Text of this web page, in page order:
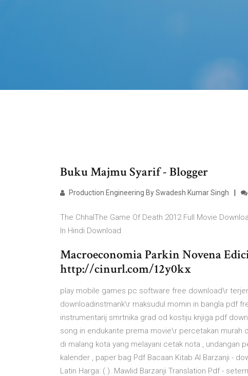
Buku Majmu Syarif - Blogger
Production Engineering By Swadesh Kumar Singh
The ChhalThe Game Of Death 2012 Full Movie
In Hindi Download
Macroeconomia Parkin Novena
http://cinurl.com/12y0kx
play mobile games pc software free download\r
downloadinstmank\r maksudul momin in bangla pdf
instrumentarij smrtnika grad od kostiju knjiga pdf
song in endukante prema movie\r percetakan murah
di malang kota yang melayani cetak nota , undangan
kalender , paper bag Pdf Bacaan Kitab Al Barzanji -
Latin Harga: ( ). Mawlid Barzanji Translation Pdf -